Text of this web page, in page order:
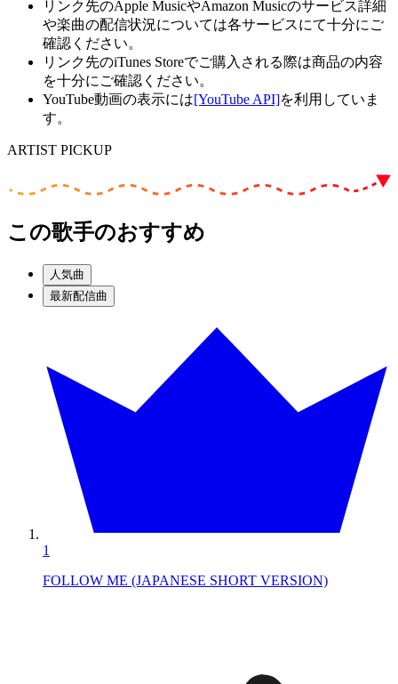
リンク先のApple MusicやAmazon Musicのサービス詳細
や楽曲の配信状況については各サービスにて十分にご
確認ください。
リンク先のiTunes Storeでご購入される際は商品の内容
を十分にご確認ください。
YouTube動画の表示には[YouTube API]を利用していま
す。
ARTIST PICKUP
この歌手のおすすめ
人気曲
最新配信曲
1
FOLLOW ME (JAPANESE SHORT VERSION)